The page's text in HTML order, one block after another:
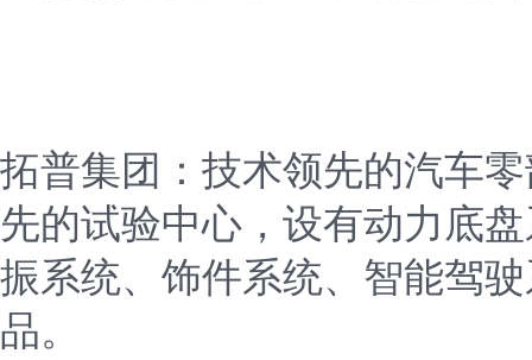
拓普集团：技术领先的汽车
先的试验中心，设有动力底
振系统、饰件系统、智能驾
品。